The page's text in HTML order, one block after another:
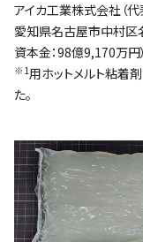
アイカ工業株式会社（
愛知県名古屋市中村
資本金：98億9,170万
※1用ホットメルト粘着
た。